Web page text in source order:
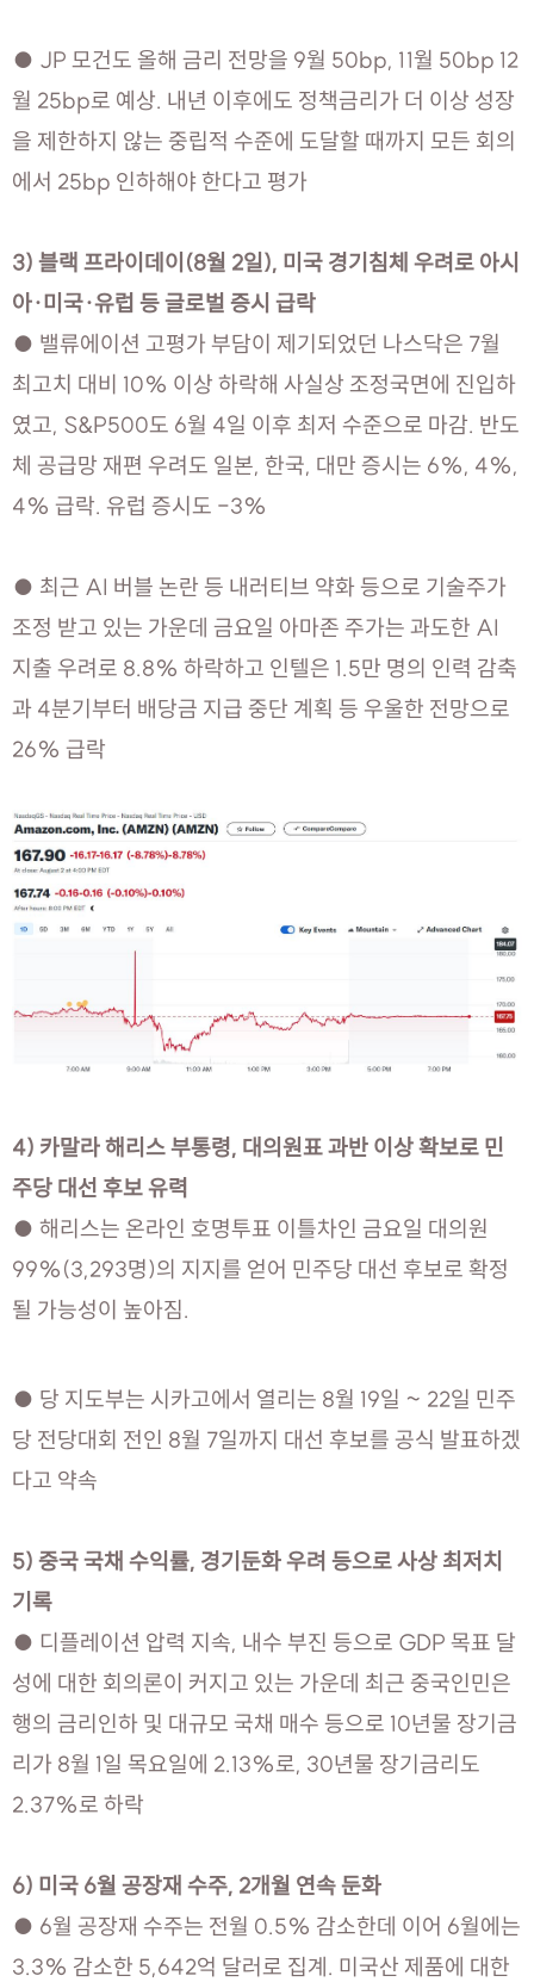
● JP 모건도 올해 금리 전망을 9월 50bp, 11월 50bp 12
월 25bp로 예상. 내년 이후에도 정책금리가 더 이상 성장
을 제한하지 않는 중립적 수준에 도달할 때까지 모든 회의
에서 25bp 인하해야 한다고 평가
3) 블랙 프라이데이(8월 2일), 미국 경기침체 우려로 아시
아·미국·유럽 등 글로벌 증시 급락
● 밸류에이션 고평가 부담이 제기되었던 나스닥은 7월
최고치 대비 10% 이상 하락해 사실상 조정국면에 진입하
였고, S&P500도 6월 4일 이후 최저 수준으로 마감. 반도
체 공급망 재편 우려도 일본, 한국, 대만 증시는 6%, 4%,
4% 급락. 유럽 증시도 -3%
● 최근 AI 버블 논란 등 내러티브 약화 등으로 기술주가
조정 받고 있는 가운데 금요일 아마존 주가는 과도한 AI
지출 우려로 8.8% 하락하고 인텔은 1.5만 명의 인력 감축
과 4분기부터 배당금 지급 중단 계획 등 우울한 전망으로
26% 급락
4) 카말라 해리스 부통령, 대의원표 과반 이상 확보로 민
주당 대선 후보 유력
● 해리스는 온라인 호명투표 이틀차인 금요일 대의원
99%(3,293명)의 지지를 얻어 민주당 대선 후보로 확정
될 가능성이 높아짐.
● 당 지도부는 시카고에서 열리는 8월 19일 ~ 22일 민주
당 전당대회 전인 8월 7일까지 대선 후보를 공식 발표하겠
다고 약속
5) 중국 국채 수익률, 경기둔화 우려 등으로 사상 최저치
기록
● 디플레이션 압력 지속, 내수 부진 등으로 GDP 목표 달
성에 대한 회의론이 커지고 있는 가운데 최근 중국인민은
행의 금리인하 및 대규모 국채 매수 등으로 10년물 장기금
리가 8월 1일 목요일에 2.13%로, 30년물 장기금리도
2.37%로 하락
6) 미국 6월 공장재 수주, 2개월 연속 둔화
● 6월 공장재 수주는 전월 0.5% 감소한데 이어 6월에는
3.3% 감소한 5,642억 달러로 집계. 미국산 제품에 대한